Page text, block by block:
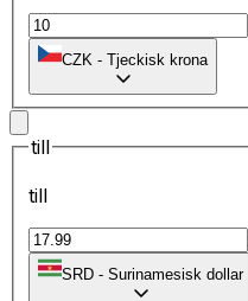
CZK - Tjeckisk krona
till
till
SRD - Surinamesisk dollar